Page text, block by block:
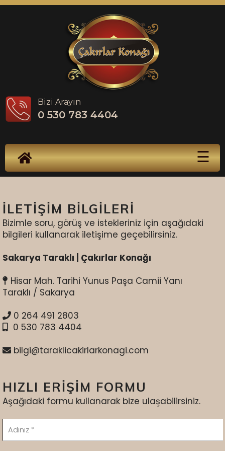
Bizi Arayın
0 530 783 4404
☰
Ürünler
Yaprağı
Haberler
Foto
Galeri
İnsan
Kaynakları
Sertifikalar
Markalar
İLETİŞİM BİLGİLERİ
Bizimle soru, görüş ve istekleriniz için aşağıdaki
bilgileri kullanarak iletişime geçebilirsiniz.
Sakarya Taraklı | Çakırlar Konağı
Hisar Mah. Tarihi Yunus Paşa Camii Yanı
Taraklı / Sakarya
0 264 491 2803
0 530 783 4404
bilgi@taraklicakirlarkonagi.com
HIZLI ERİŞİM FORMU
Aşağıdaki formu kullanarak bize ulaşabilirsiniz.